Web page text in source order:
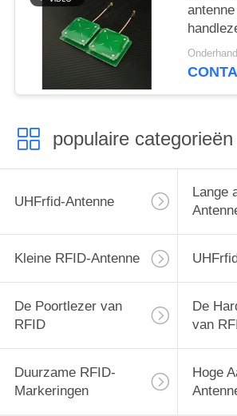
antenne
populaire categorieën
UHFrfid-Antenne
Lange
Kleine RFID-Antenne
De Poortlezer van
RFID
De
van
Duurzame RFID-
Markeringen
Hoge